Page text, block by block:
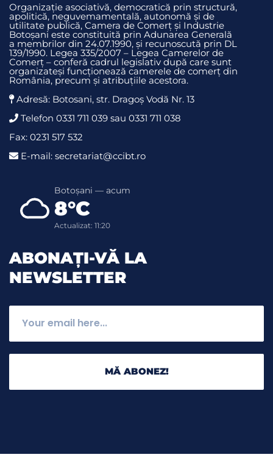
Organizație asociativă, democratică prin structură,
apolitică, neguvemamentală, autonomă și de
utilitate publică, Camera de Comerț și Industrie
Botoșani este constituită prin Adunarea Generală
a membrilor din 24.07.1990, și recunoscută prin DL
139/1990. Legea 335/2007 – Legea Camerelor de
Comerț – conferă cadrul legislativ după care sunt
organizateși funcționează camerele de comerț din
România, precum și atribuțiile acestora.
Adresă: Botosani, str. Dragoş Vodă Nr. 13
Telefon 0331 711 039 sau 0331 711 038
Fax: 0231 517 532
E-mail: secretariat@ccibt.ro
Botoșani — acum
8°C
Actualizat: 11:20
ABONAȚI-VĂ LA
NEWSLETTER
MĂ ABONEZ!